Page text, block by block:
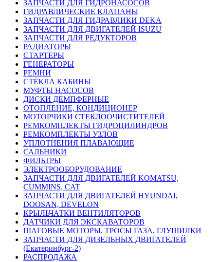
ЗАПЧАСТИ ДЛЯ ГИДРОНАСОСОВ
ГИДРАВЛИЧЕСКИЕ КЛАПАНЫ
ЗАПЧАСТИ ДЛЯ ГИДРАВЛИКИ DEKA
ЗАПЧАСТИ ДЛЯ ДВИГАТЕЛЕЙ ISUZU
ЗАПЧАСТИ ДЛЯ РЕДУКТОРОВ
РАДИАТОРЫ
СТАРТЕРЫ
ГЕНЕРАТОРЫ
РЕМНИ
СТЁКЛА КАБИНЫ
МУФТЫ НАСОСОВ
ДИСКИ ДЕМПФЕРНЫЕ
ОТОПЛЕНИЕ, КОНДИЦИОНЕР
МОТОРЧИКИ СТЕКЛООЧИСТИТЕЛЕЙ
РЕМКОМПЛЕКТЫ ГИДРОЦИЛИНДРОВ
РЕМКОМПЛЕКТЫ УЗЛОВ
УПЛОТНЕНИЯ ПЛАВАЮЩИЕ
САЛЬНИКИ
ФИЛЬТРЫ
ЭЛЕКТРООБОРУДОВАНИЕ
ЗАПЧАСТИ ДЛЯ ДВИГАТЕЛЕЙ KOMATSU,
CUMMINS, CAT
ЗАПЧАСТИ ДЛЯ ДВИГАТЕЛЕЙ HYUNDAI,
DOOSAN, DEVELON
КРЫЛЬЧАТКИ ВЕНТИЛЯТОРОВ
ДАТЧИКИ ДЛЯ ЭКСКАВАТОРОВ
ШАГОВЫЕ МОТОРЫ, ТРОСЫ ГАЗА, ГЛУШИЛКИ
ЗАПЧАСТИ ДЛЯ ДИЗЕЛЬНЫХ ДВИГАТЕЛЕЙ
(Екатеринбург-2)
РАСПРОДАЖА